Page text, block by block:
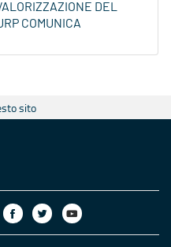
DEL
COMUNICA
sito